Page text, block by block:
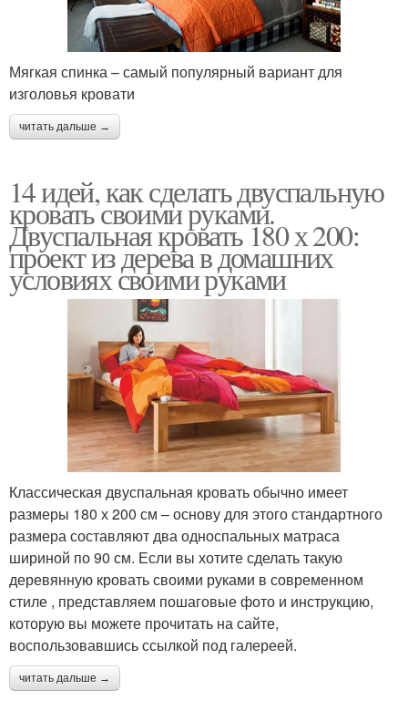
Мягкая спинка – самый популярный вариант для
изголовья кровати
читать дальше →
14 идей, как сделать двуспальную
кровать своими руками.
Двуспальная кровать 180 х 200:
проект из дерева в домашних
условиях своими руками
Классическая двуспальная кровать обычно имеет
размеры 180 х 200 см – основу для этого стандартного
размера составляют два односпальных матраса
шириной по 90 см. Если вы хотите сделать такую
деревянную кровать своими руками в современном
стиле , представляем пошаговые фото и инструкцию,
которую вы можете прочитать на сайте,
воспользовавшись ссылкой под галереей.
читать дальше →